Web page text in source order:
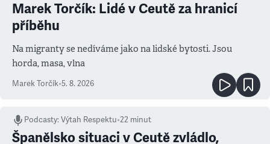
Marek Torčík: Lidé v Ceutě za hranicí
příběhu
Na migranty se nedíváme jako na lidské bytosti. Jsou
horda, masa, vlna
Marek Torčík•5. 8. 2026
Podcasty:Výtah Respektu•22 minut
Španělsko situaci v Ceutě zvládlo,